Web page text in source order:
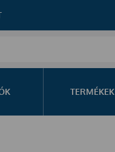
TERMÉKEK